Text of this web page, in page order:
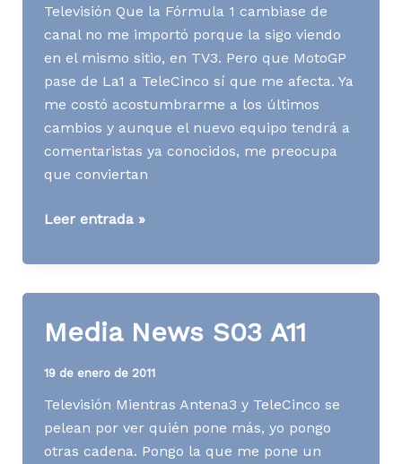
Televisión Que la Fórmula 1 cambiase de
canal no me importó porque la sigo viendo
en el mismo sitio, en TV3. Pero que MotoGP
pase de La1 a TeleCinco sí que me afecta. Ya
me costó acostumbrarme a los últimos
cambios y aunque el nuevo equipo tendrá a
comentaristas ya conocidos, me preocupa
que conviertan
Media
S46
Leer entrada »
Media News S03 A11
19 de enero de 2011
Televisión Mientras Antena3 y TeleCinco se
pelean por ver quién pone más, yo pongo
otras cadena. Pongo la que me pone un